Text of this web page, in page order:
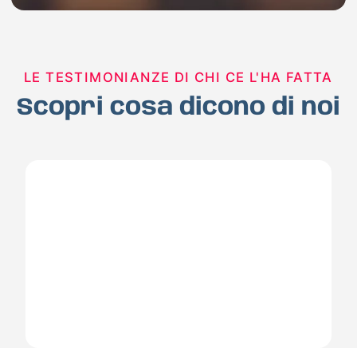
LE TESTIMONIANZE DI CHI CE L'HA FATTA
Scopri cosa dicono di noi